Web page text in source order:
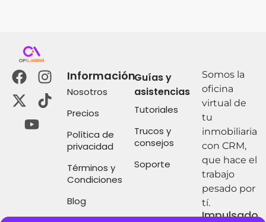
Información
Nosotros
Precios
Política de
privacidad
Términos y
Condiciones
Blog
Guías y
asistencias
Tutoriales
Trucos y
consejos
Soporte
Somos la
oficina
virtual de
tu
inmobiliaria
con CRM,
que hace el
trabajo
pesado por
tí.
Impulsado